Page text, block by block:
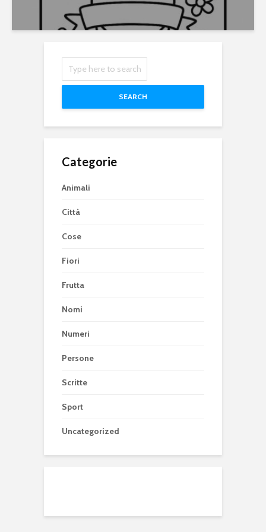
SEARCH
Categorie
Animali
Città
Cose
Fiori
Frutta
Nomi
Numeri
Persone
Scritte
Sport
Uncategorized